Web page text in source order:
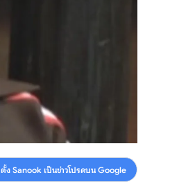
ตั้ง Sanook เป็นข่าวโปรดบน Google